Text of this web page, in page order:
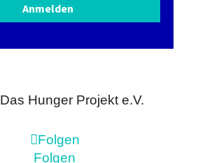
Anmelden
Das Hunger Projekt e.V.
Folgen
Folgen